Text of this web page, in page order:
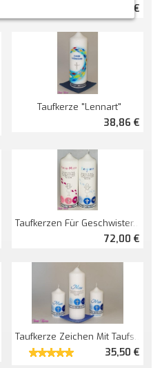
39,30 €
Taufkerze "Lennart"
38,86 €
Taufkerzen Für Geschwister/Zwillinge Engelszeichen
72,00 €
Taufkerze Zeichen Mit Taufspruch
35,50 €